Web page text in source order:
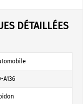
DÉTAILLÉES
A136